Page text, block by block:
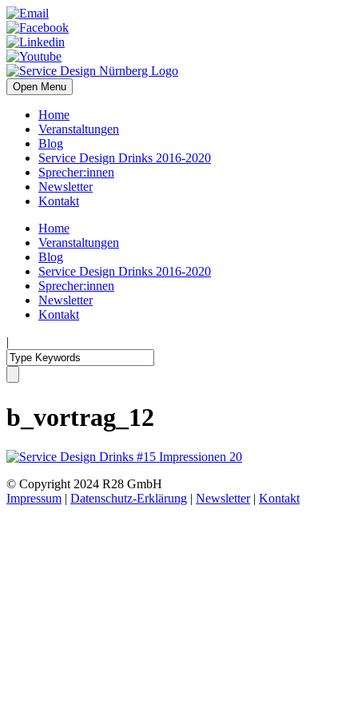
Open Menu
Home
Veranstaltungen
Blog
Service Design Drinks 2016-2020
Sprecher:innen
Newsletter
Kontakt
Home
Veranstaltungen
Blog
Service Design Drinks 2016-2020
Sprecher:innen
Newsletter
Kontakt
|
b_vortrag_12
© Copyright 2024 R28 GmbH
Impressum | Datenschutz-Erklärung | Newsletter| Kontakt